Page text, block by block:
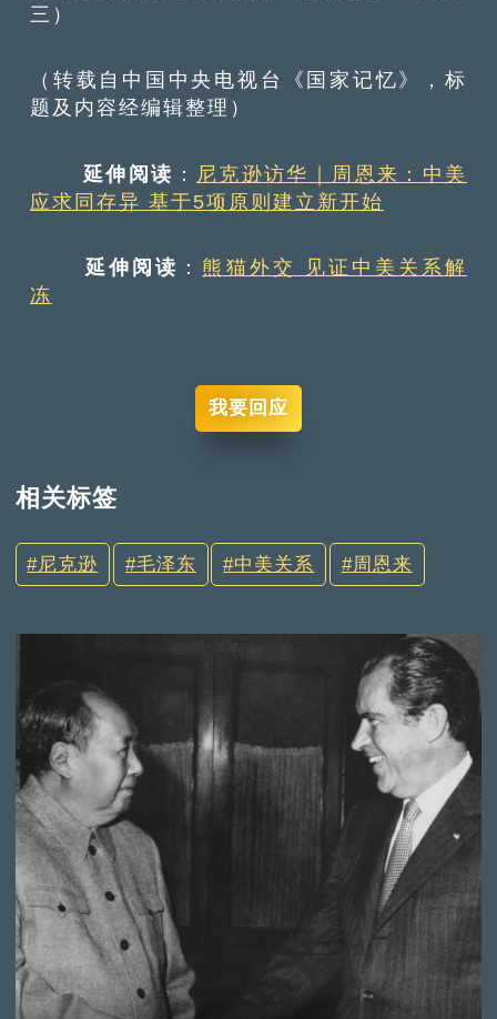
三）
（转载自中国中央电视台《国家记忆》，标
题及内容经编辑整理）
延伸阅读 ：
尼克逊访华｜周恩来：中美
应求同存异 基于5项原则建立新开始
延伸阅读 ： 熊猫外交 见证中美关系解
冻
我要回应
相关标签
尼克逊 毛泽东 中美关系 周恩来